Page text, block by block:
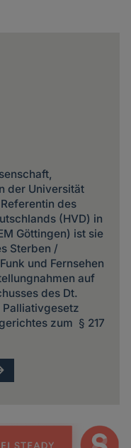
der Universität
des
(HVD) in
Göttingen) ist sie
Sterben /
und Fernsehen
auf
des Dt.
zum § 217